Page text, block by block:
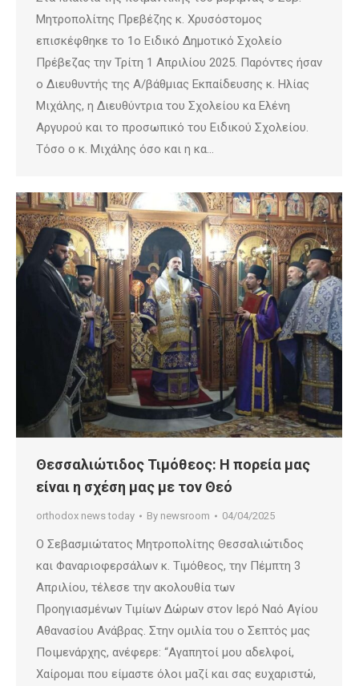
Μητροπολίτης Πρεβέζης κ. Χρυσόστομος
επισκέφθηκε το 1ο Ειδικό Δημοτικό Σχολείο
Πρέβεζας την Τρίτη 1 Απριλίου 2025. Παρόντες ήσαν
ο Διευθυντής της Α/βάθμιας Εκπαίδευσης κ. Ηλίας
Μιχάλης, η Διευθύντρια του Σχολείου κα Ελένη
Αργυρού και το προσωπικό του Ειδικού Σχολείου.
Τόσο ο κ. Μιχάλης όσο και η κα…
Θεσσαλιώτιδος Τιμόθεος: Η πορεία μας
είναι η σχέση μας με τον Θεό
orthodox news today By newsroom 04/04/2025
Ο Σεβασμιώτατος Μητροπολίτης Θεσσαλιώτιδος
και Φαναριοφερσάλων κ. Τιμόθεος, την Πέμπτη 3
Απριλίου, τέλεσε την ακολουθία των
Προηγιασμένων Τιμίων Δώρων στον Ιερό Ναό Αγίου
Αθανασίου Ανάβρας. Στην ομιλία του ο Σεπτός μας
Ποιμενάρχης, ανέφερε: “Αγαπητοί μου αδελφοί,
Χαίρομαι που είμαστε όλοι μαζί και σας ευχαριστώ,